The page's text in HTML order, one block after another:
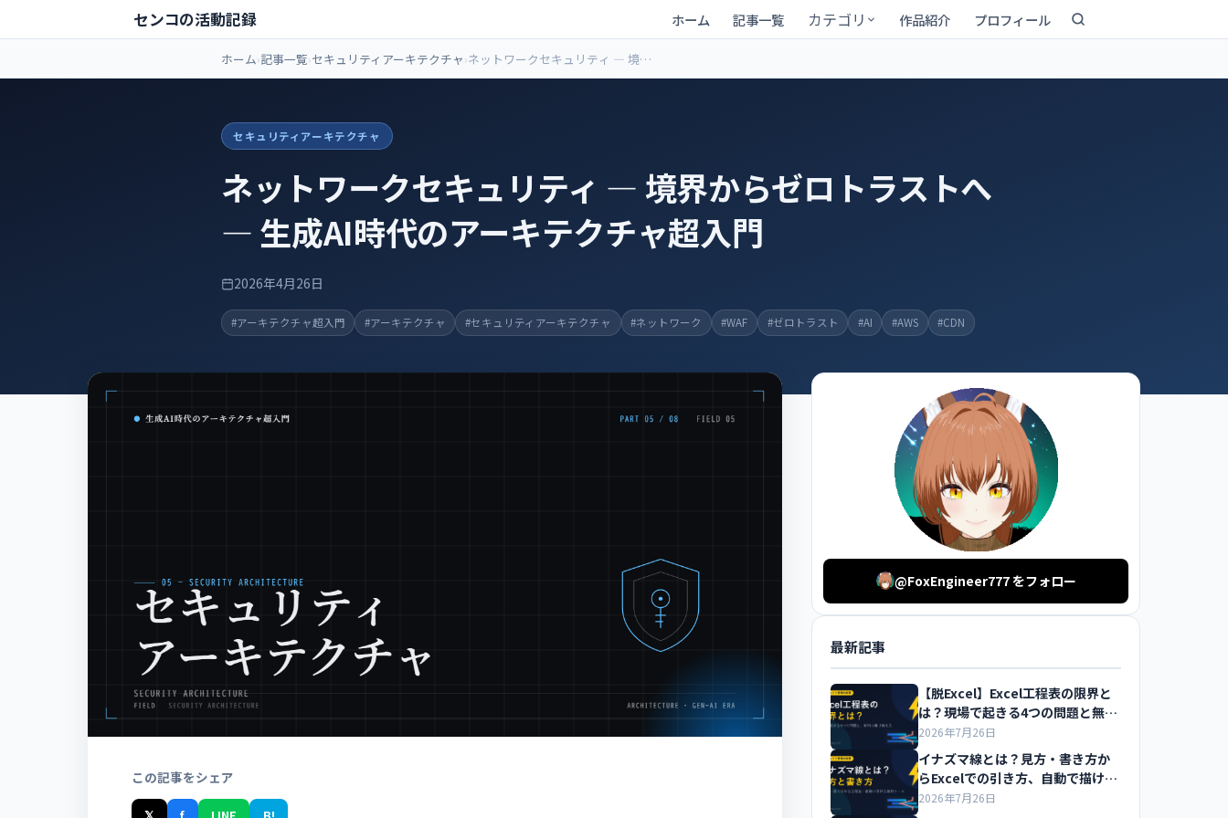
センコの活動記録 ホーム 記事一覧 カテゴリ 作品紹介 プロフィール
ホーム 記事一覧 セキュリティアーキテクチャ ネットワークセキュリティ ― 境界
からゼロトラストへ ― 生成AI時代
セキュリティアーキテクチャ
ネットワークセキュリティ ― 境界からゼロトラストへ
― 生成AI時代のアーキテクチャ超入門
2026年4月26日
#アーキテクチャ超入門 #アーキテクチャ #セキュリティアーキテクチャ #ネットワーク #WAF #ゼロトラスト #AI #AWS #CDN
この記事をシェア
@FoxEngineer777 をフォロー
最新記事
【脱Excel】Excel工程表の限界と
は？現場で起きる4つの問題と無料
の乗り換え先を解説
2026年7月26日
イナズマ線とは？見方・書き方か
らExcelでの引き方、自動で描ける
無料ツールまで解説
2026年7月26日